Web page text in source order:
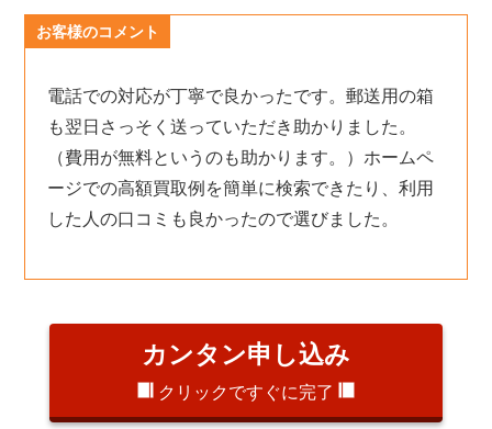
お客様のコメント
電話での対応が丁寧で良かったです。郵送用の箱
も翌日さっそく送っていただき助かりました。
（費用が無料というのも助かります。）ホームペ
ージでの高額買取例を簡単に検索できたり、利用
した人の口コミも良かったので選びました。
カンタン申し込み
クリックですぐに完了